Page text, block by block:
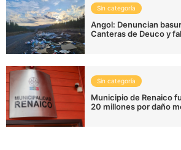
Sin categoría
Angol: Denuncian
Canteras de Deuco y
Sin categoría
Municipio de Renaico
20 millones por daño